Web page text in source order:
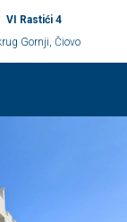
VI Rastići 4
Gornji, Čiovo